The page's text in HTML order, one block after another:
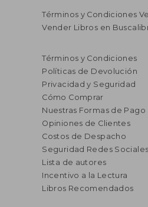
Términos y Condiciones
Vender Libros en
Términos y Condiciones
Políticas de Devolución
Privacidad y Seguridad
Cómo Comprar
Nuestras Formas de Pago
Opiniones de Clientes
Costos de Despacho
Seguridad Redes Sociales
Lista de autores
Incentivo a la Lectura
Libros Recomendados